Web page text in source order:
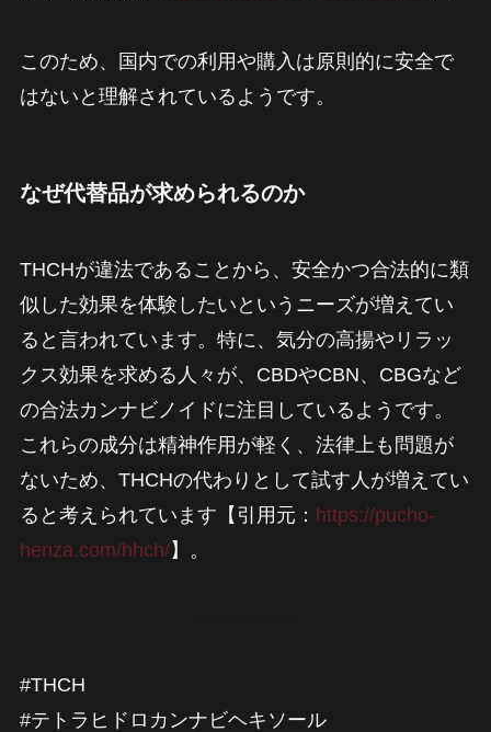
このため、国内での利用や購入は原則的に安全で
はないと理解されているようです。
なぜ代替品が求められるのか
THCHが違法であることから、安全かつ合法的に類
似した効果を体験したいというニーズが増えてい
ると言われています。特に、気分の高揚やリラッ
クス効果を求める人々が、CBDやCBN、CBGなど
の合法カンナビノイドに注目しているようです。
これらの成分は精神作用が軽く、法律上も問題が
ないため、THCHの代わりとして試す人が増えてい
ると考えられています【引用元： https://pucho-
henza.com/hhch/】。
#THCH
#テトラヒドロカンナビヘキソール